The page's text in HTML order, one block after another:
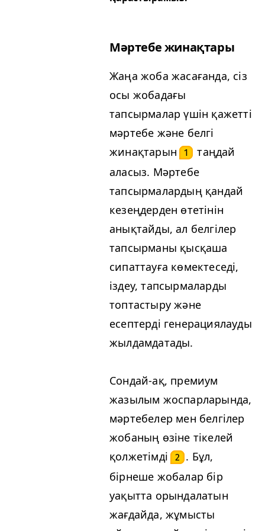
Мәртебе жинақтары
Жаңа жоба жасағанда, сіз
осы жобадағы
тапсырмалар үшін қажетті
мәртебе және белгі
жинақтарын
1
таңдай
аласыз. Мәртебе
тапсырмалардың қандай
кезеңдерден өтетінін
анықтайды, ал белгілер
тапсырманы қысқаша
сипаттауға көмектеседі,
іздеу, тапсырмаларды
топтастыру және
есептерді генерациялауды
жылдамдатады.
Сондай-ақ, премиум
жазылым жоспарларында,
мәртебелер мен белгілер
жобаның өзіне тікелей
қолжетімді
2
. Бұл,
бірнеше жобалар бір
уақытта орындалатын
жағдайда, жұмысты